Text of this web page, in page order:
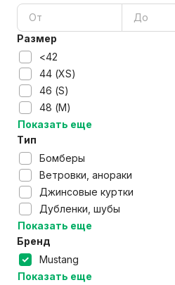
Размер
<42
44 (XS)
46 (S)
48 (M)
Показать еще
Тип
Бомберы
Ветровки, анораки
Джинсовые куртки
Дубленки, шубы
Показать еще
Бренд
Mustang
Показать еще